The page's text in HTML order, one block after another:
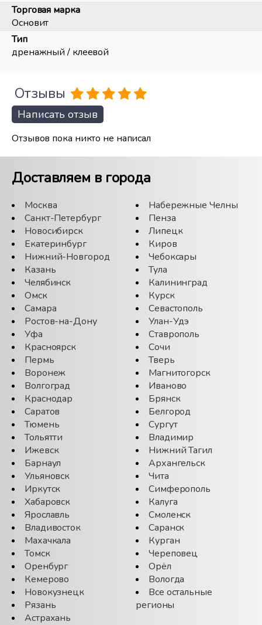
Торговая марка
Основит
Тип
дренажный / клеевой
Отзывы
Написать отзыв
Отзывов пока никто не написал
Доставляем в города
Москва
Санкт-Петербург
Новосибирск
Екатеринбург
Нижний-Новгород
Казань
Челябинск
Омск
Самара
Ростов-на-Дону
Уфа
Красноярск
Пермь
Воронеж
Волгоград
Краснодар
Саратов
Тюмень
Тольятти
Ижевск
Барнаул
Ульяновск
Иркутск
Хабаровск
Ярославль
Владивосток
Махачкала
Томск
Оренбург
Кемерово
Новокузнецк
Рязань
Астрахань
Набережные Челны
Пенза
Липецк
Киров
Чебоксары
Тула
Калининград
Курск
Севастополь
Улан-Удэ
Ставрополь
Сочи
Тверь
Магнитогорск
Иваново
Брянск
Белгород
Сургут
Владимир
Нижний Тагил
Архангельск
Чита
Симферополь
Калуга
Смоленск
Саранск
Курган
Череповец
Орёл
Вологда
Все остальные
регионы